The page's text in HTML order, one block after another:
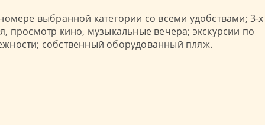
выбранной категории со всеми удобствами; 3-х
просмотр кино, музыкальные вечера; экскурсии по
собственный оборудованный пляж.